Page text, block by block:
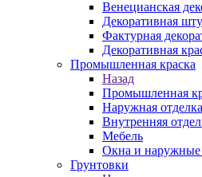
Венецианская
Декоративная
Фактурная
Декоративная
Промышленная краска
Назад
Промышленная
Наружная
Внутренняя
Мебель
Окна и наружные
Грунтовки